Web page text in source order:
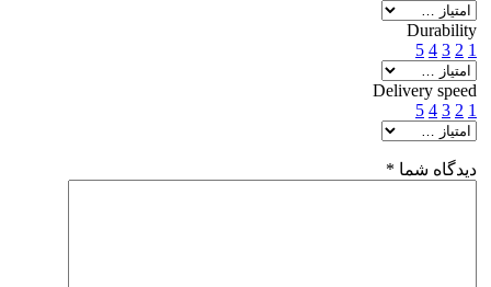
Durability
1
2
3
4
5
Delivery speed
1
2
3
4
5
دیدگاه شما *